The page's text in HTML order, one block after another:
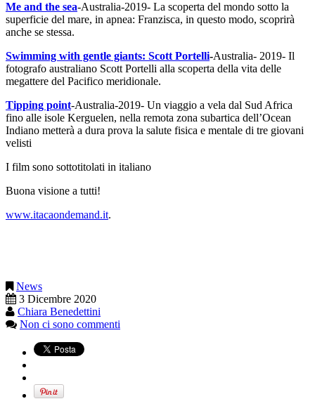
Me and the sea-Australia-2019- La scoperta del mondo sotto la
superficie del mare, in apnea: Franzisca, in questo modo, scoprirà
anche se stessa.
Swimming with gentle giants: Scott Portelli-Australia- 2019- Il
fotografo australiano Scott Portelli alla scoperta della vita delle
megattere del Pacifico meridionale.
Tipping point-Australia-2019- Un viaggio a vela dal Sud Africa
fino alle isole Kerguelen, nella remota zona subartica dell’Ocean
Indiano metterà a dura prova la salute fisica e mentale di tre giovani
velisti
I film sono sottotitolati in italiano
Buona visione a tutti!
www.itacaondemand.it.
News
3 Dicembre 2020
Chiara Benedettini
Non ci sono commenti